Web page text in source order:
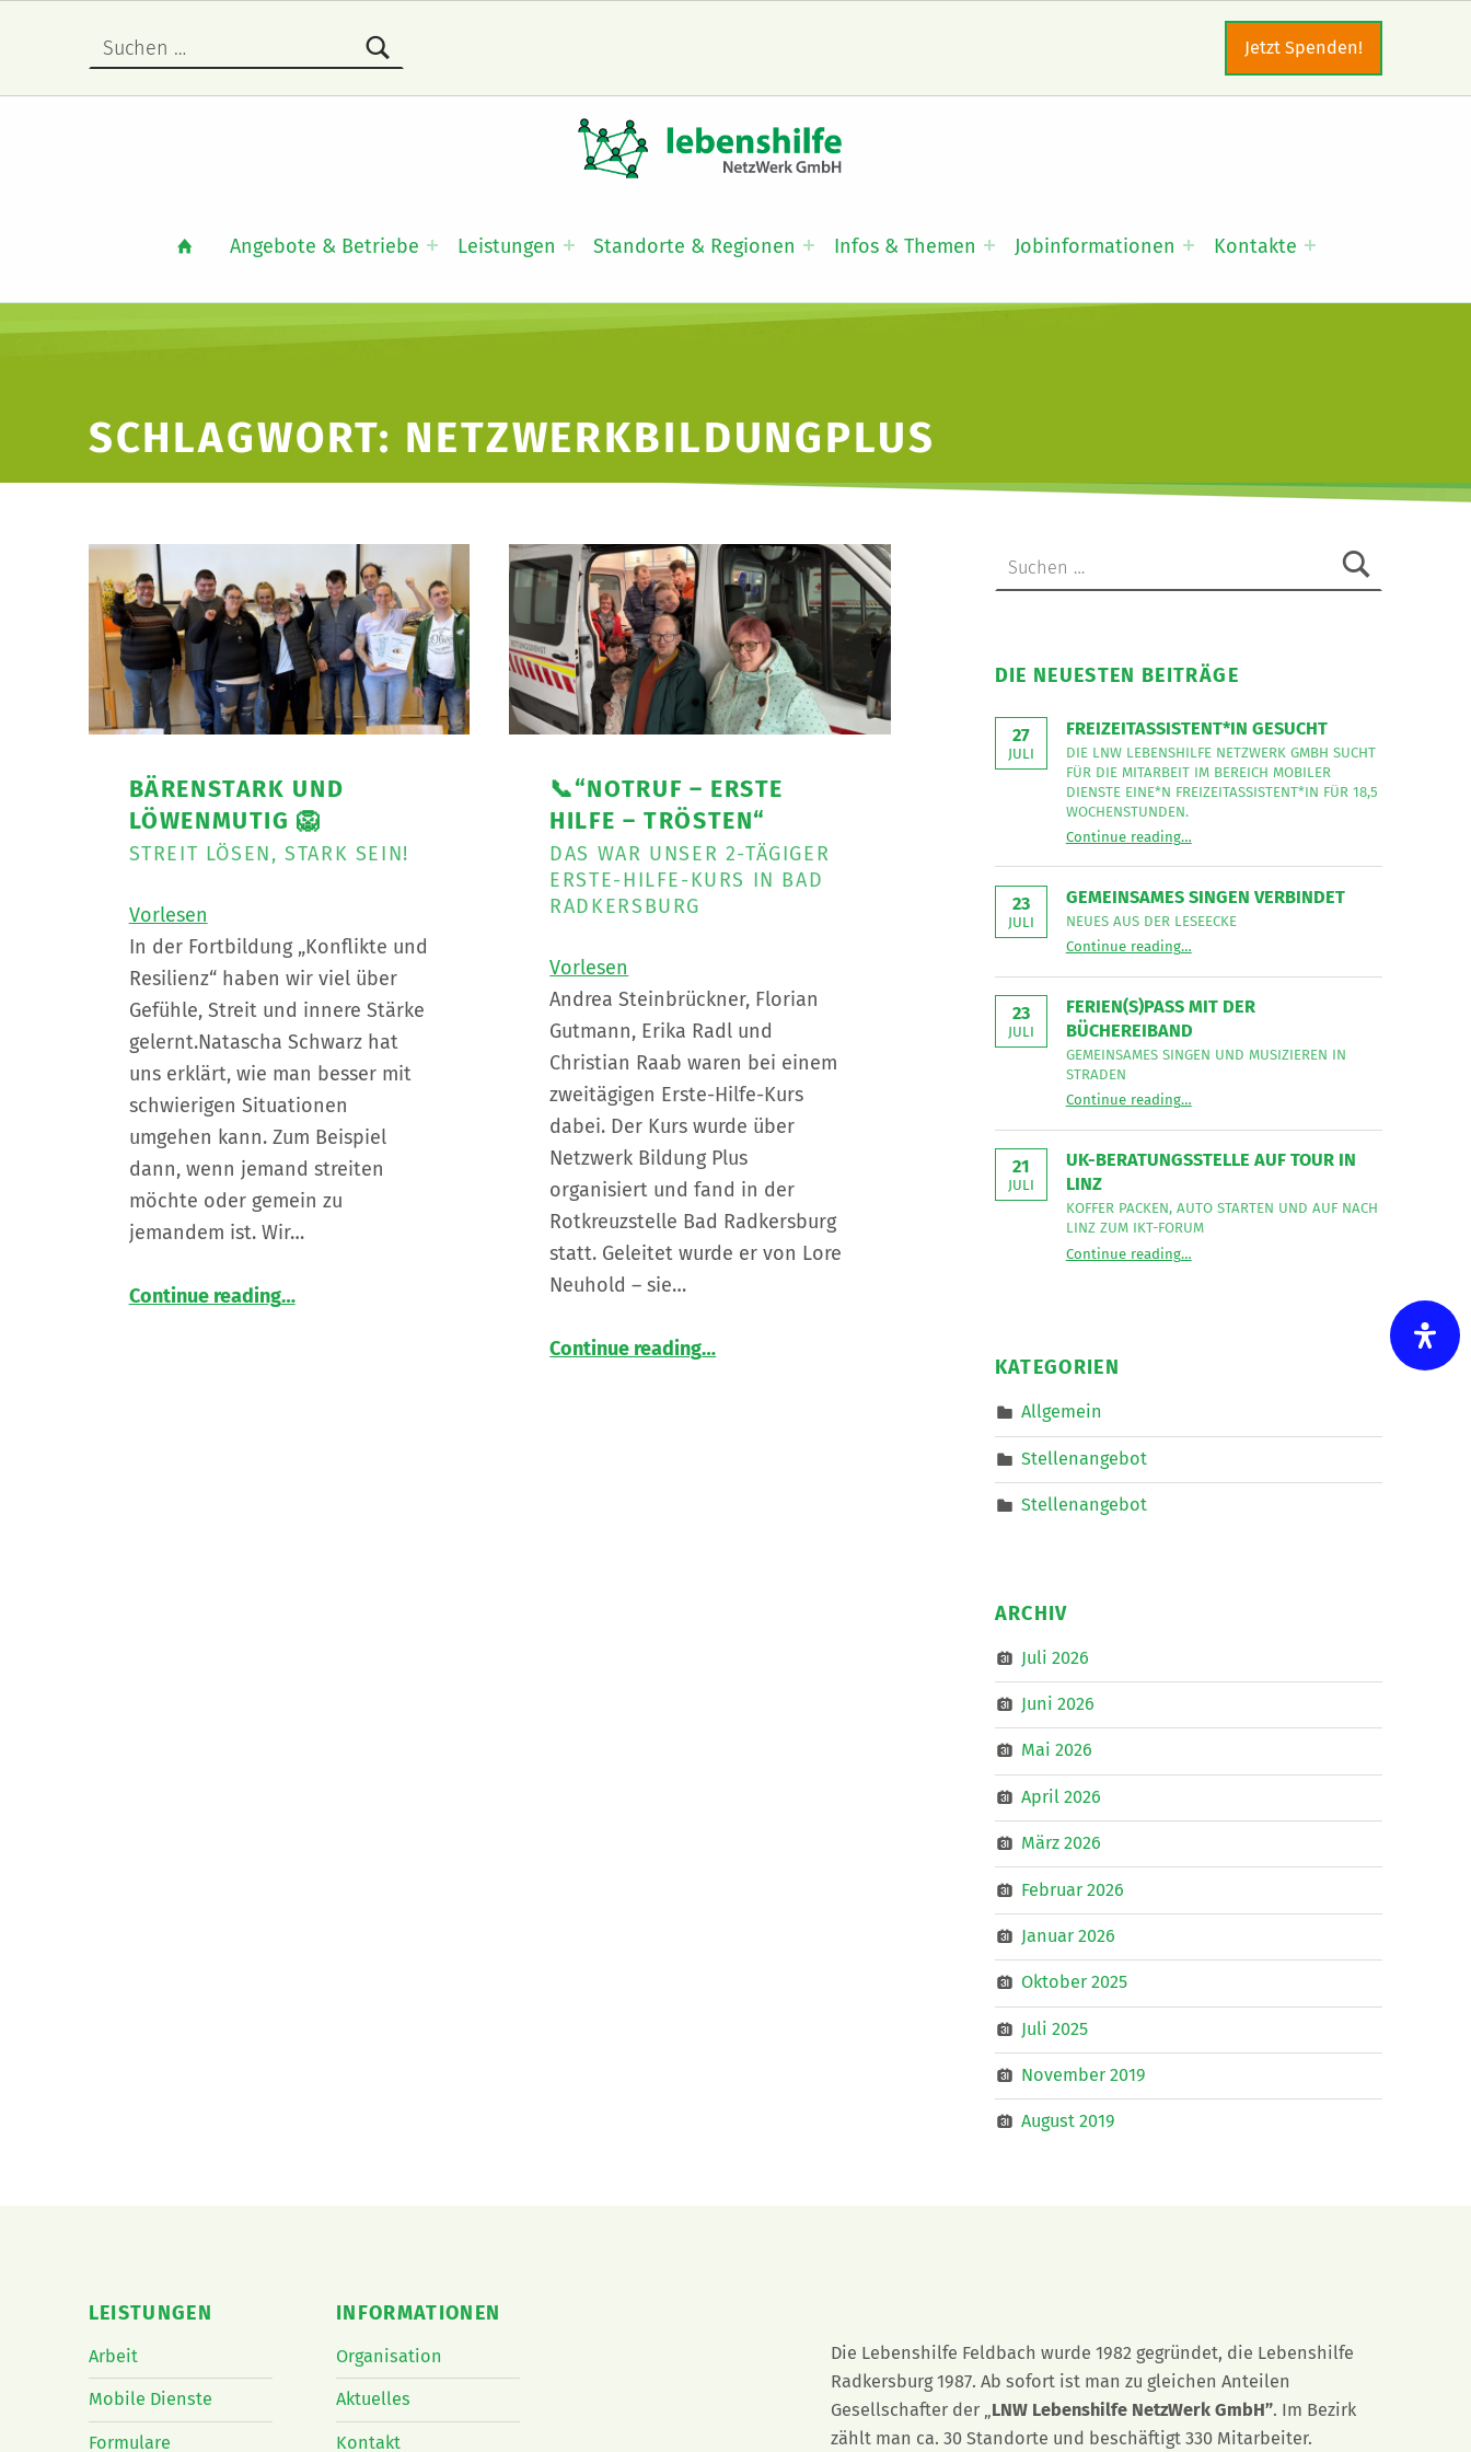
Angebote & Betriebe Leistungen Standorte & Regionen Infos & Themen Jobinformationen Kontakte
Jetzt Spenden!
SCHLAGWORT: NETZWERKBILDUNGPLUS
BÄRENSTARK UND
LÖWENMUTIG 🦁
STREIT LÖSEN, STARK SEIN!
Vorlesen
In der Fortbildung „Konflikte und
Resilienz“ haben wir viel über
Gefühle, Streit und innere Stärke
gelernt.Natascha Schwarz hat
uns erklärt, wie man besser mit
schwierigen Situationen
umgehen kann. Zum Beispiel
dann, wenn jemand streiten
möchte oder gemein zu
jemandem ist. Wir…
Continue readingStreit
…
📞“NOTRUF – ERSTE
HILFE – TRÖSTEN“
DAS WAR UNSER 2-TÄGIGER
ERSTE-HILFE-KURS IN BAD
RADKERSBURG
Vorlesen
Andrea Steinbrückner, Florian
Gutmann, Erika Radl und
Christian Raab waren bei einem
zweitägigen Erste-Hilfe-Kurs
dabei. Der Kurs wurde über
Netzwerk Bildung Plus
organisiert und fand in der
Rotkreuzstelle Bad Radkersburg
statt. Geleitet wurde er von Lore
Neuhold – sie…
Continue reading📞“Notruf – Erste Hilfe – Trösten“
Das
…
DIE NEUESTEN BEITRÄGE
27
JULI
FREIZEITASSISTENT*IN GESUCHT
DIE LNW LEBENSHILFE NETZWERK GMBH SUCHT
FÜR DIE MITARBEIT IM BEREICH MOBILER
DIENSTE EINE*N FREIZEITASSISTENT*IN FÜR 18,5
WOCHENSTUNDEN.
Continue readingDie
Lebenshilfe
GmbH
für
die
Mitarbeit
im
Mobiler
eine*n
Freizeitassistent*in
Wochenstunden.
”
…
23
JULI
GEMEINSAMES SINGEN VERBINDET
NEUES AUS DER LESEECKE
Continue readingNeues
der
”
…
23
JULI
FERIEN(S)PASS MIT DER
BÜCHEREIBAND
GEMEINSAMES SINGEN UND MUSIZIEREN IN
STRADEN
Continue readingGemeinsames
und
in
…
21
JULI
UK-BERATUNGSSTELLE AUF TOUR IN
LINZ
KOFFER PACKEN, AUTO STARTEN UND AUF NACH
LINZ ZUM IKT-FORUM
Continue readingUK-Beratungsstelle auf Tour in Linz
Koffer
…
KATEGORIEN
Allgemein
Stellenangebot
Stellenangebot
ARCHIV
Juli 2026
Juni 2026
Mai 2026
April 2026
März 2026
Februar 2026
Januar 2026
Oktober 2025
Juli 2025
November 2019
August 2019
LEISTUNGEN
Arbeit
Mobile Dienste
Formulare
INFORMATIONEN
Organisation
Aktuelles
Kontakt
Die Lebenshilfe Feldbach wurde 1982 gegründet, die Lebenshilfe
Radkersburg 1987. Ab sofort ist man zu gleichen Anteilen
Gesellschafter der „LNW Lebenshilfe NetzWerk GmbH”. Im Bezirk
zählt man ca. 30 Standorte und beschäftigt 330 Mitarbeiter.